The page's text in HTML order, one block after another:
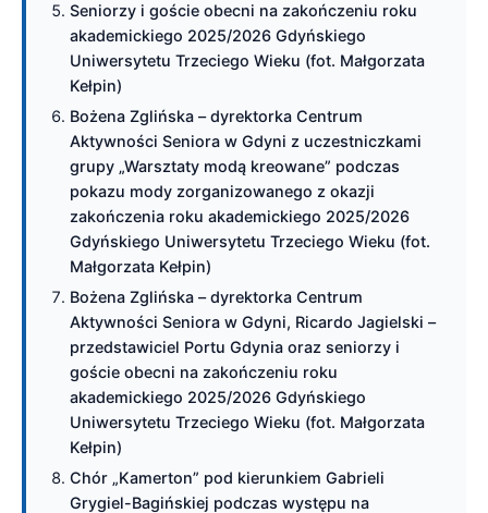
Seniorzy i goście obecni na zakończeniu roku
akademickiego 2025/2026 Gdyńskiego
Uniwersytetu Trzeciego Wieku (fot. Małgorzata
Kełpin)
Bożena Zglińska – dyrektorka Centrum
Aktywności Seniora w Gdyni z uczestniczkami
grupy „Warsztaty modą kreowane” podczas
pokazu mody zorganizowanego z okazji
zakończenia roku akademickiego 2025/2026
Gdyńskiego Uniwersytetu Trzeciego Wieku (fot.
Małgorzata Kełpin)
Bożena Zglińska – dyrektorka Centrum
Aktywności Seniora w Gdyni, Ricardo Jagielski –
przedstawiciel Portu Gdynia oraz seniorzy i
goście obecni na zakończeniu roku
akademickiego 2025/2026 Gdyńskiego
Uniwersytetu Trzeciego Wieku (fot. Małgorzata
Kełpin)
Chór „Kamerton” pod kierunkiem Gabrieli
Grygiel-Bagińskiej podczas występu na